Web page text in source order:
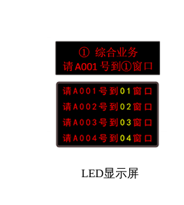
LED显示屏